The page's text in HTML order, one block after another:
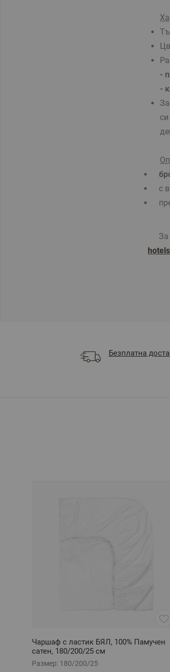
-
-
с
За да
Безплатна
Чаршаф с ластик БЯЛ, 100% Памучен
сатен, 180/200/25 см
Размер: 180/200/25